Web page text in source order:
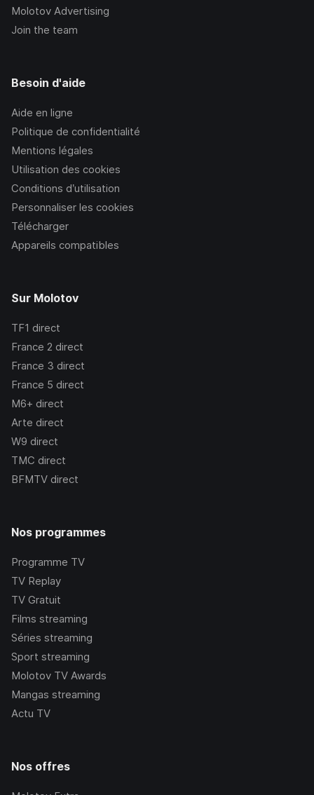
Molotov Advertising
Join the team
Besoin d'aide
Aide en ligne
Politique de confidentialité
Mentions légales
Utilisation des cookies
Conditions d’utilisation
Personnaliser les cookies
Télécharger
Appareils compatibles
Sur Molotov
TF1 direct
France 2 direct
France 3 direct
France 5 direct
M6+ direct
Arte direct
W9 direct
TMC direct
BFMTV direct
Nos programmes
Programme TV
TV Replay
TV Gratuit
Films streaming
Séries streaming
Sport streaming
Molotov TV Awards
Mangas streaming
Actu TV
Nos offres